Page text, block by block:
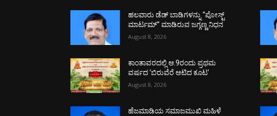
ಹಲವಾರು ಡೆಡ್ ಬಾಡಿಗಳನ್ನು “ಪೋಸ್ಟ್
ಮಾರ್ಟಮ್” ಮಾಡಿರುವ ಜಗ್ಗಣ್ಣ ನಿಧನ
August 8, 2026
ಕಾಂತಾವರದಲ್ಲಿ ಆ.9ರಂದು ಪ್ರಥಮ
ವರ್ಷದ ‘ಬಿರುವೆರೆ ಆಟಿದ ಕೂಟ’
August 8, 2026
ಹೆಜಮಾಡಿಯ ಸಮಾಜಮುಖಿ ಮಹಿಳೆ